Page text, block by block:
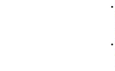
·
·